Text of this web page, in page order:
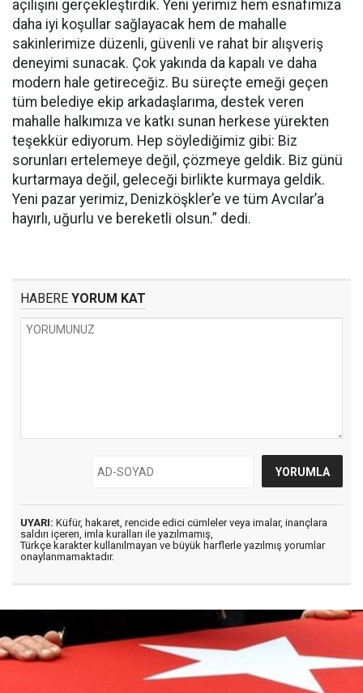
açılışını gerçekleştirdik. Yeni yerimiz hem esnafımıza
daha iyi koşullar sağlayacak hem de mahalle
sakinlerimize düzenli, güvenli ve rahat bir alışveriş
deneyimi sunacak. Çok yakında da kapalı ve daha
modern hale getireceğiz. Bu süreçte emeği geçen
tüm belediye ekip arkadaşlarıma, destek veren
mahalle halkımıza ve katkı sunan herkese yürekten
teşekkür ediyorum. Hep söylediğimiz gibi: Biz
sorunları ertelemeye değil, çözmeye geldik. Biz günü
kurtarmaya değil, geleceği birlikte kurmaya geldik.
Yeni pazar yerimiz, Denizköşkler’e ve tüm Avcılar’a
hayırlı, uğurlu ve bereketli olsun.” dedi.
HABERE YORUM KAT
UYARI: Küfür, hakaret, rencide edici cümleler veya imalar, inançlara
saldırı içeren, imla kuralları ile yazılmamış,
Türkçe karakter kullanılmayan ve büyük harflerle yazılmış yorumlar
onaylanmamaktadır.